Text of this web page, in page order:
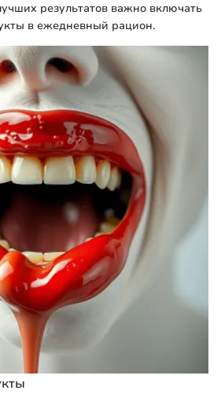
результатов важно включать
в ежедневный рацион.